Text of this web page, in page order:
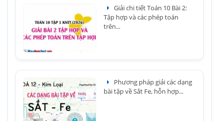
Giải chi tiết Toán 10 Bài 2:
Tập hợp và các phép toán
trên...
Phương pháp giải các dạng
bài tập về Sắt Fe, hỗn hợp...